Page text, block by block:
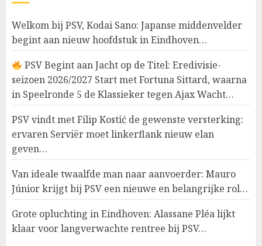
Welkom bij PSV, Kodai Sano: Japanse middenvelder
begint aan nieuw hoofdstuk in Eindhoven…
PSV Begint aan Jacht op de Titel: Eredivisie-
seizoen 2026/2027 Start met Fortuna Sittard, waarna
in Speelronde 5 de Klassieker tegen Ajax Wacht…
PSV vindt met Filip Kostić de gewenste versterking:
ervaren Serviër moet linkerflank nieuw elan
geven…
Van ideale twaalfde man naar aanvoerder: Mauro
Júnior krijgt bij PSV een nieuwe en belangrijke rol…
Grote opluchting in Eindhoven: Alassane Pléa lijkt
klaar voor langverwachte rentree bij PSV…